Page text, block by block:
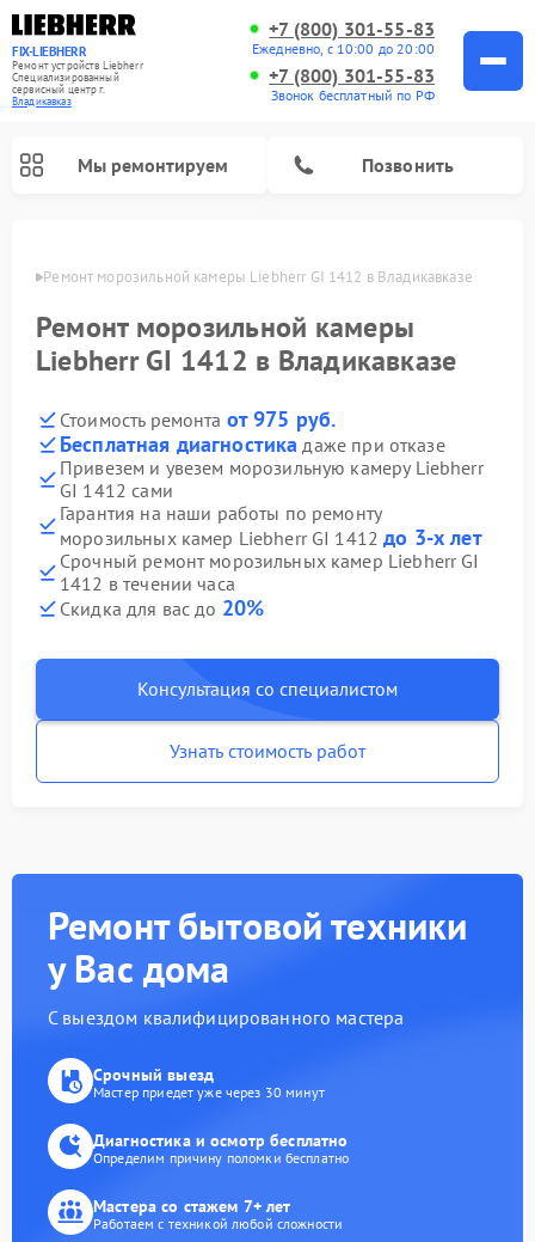
FIX-LIEBHERR
Ремонт устройств Liebherr
Специализированный
cервисный центр г.
Владикавказ
+7 (800) 301-55-83
Ежедневно, с 10:00 до 20:00
+7 (800) 301-55-83
Звонок бесплатный по РФ
Мы ремонтируем Позвонить
Ремонт морозильной камеры Liebherr GI 1412 в Владикавказе
Ремонт морозильной камеры
Liebherr GI 1412 в Владикавказе
Стоимость ремонта от 975 руб.
Бесплатная диагностика даже при отказе
Привезем и увезем морозильную камеру Liebherr
GI 1412 сами
Гарантия на наши работы по ремонту
морозильных камер Liebherr GI 1412до 3-х лет
Срочный ремонт морозильных камер Liebherr GI
1412 в течении часа
Скидка для вас до 20%
Консультация со специалистом
Узнать стоимость работ
Ремонт бытовой техники
у Вас дома
С выездом квалифицированного мастера
Срочный выезд
Мастер приедет уже через 30 минут
Диагностика и осмотр бесплатно
Определим причину поломки бесплатно
Мастера со стажем 7+ лет
Работаем с техникой любой сложности